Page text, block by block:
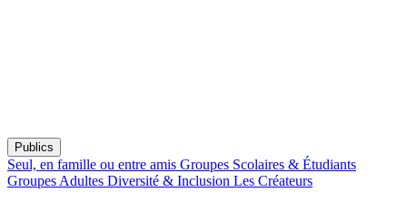
Publics
Seul, en famille ou entre amis Groupes Scolaires & Étudiants
Groupes Adultes Diversité & Inclusion Les Créateurs